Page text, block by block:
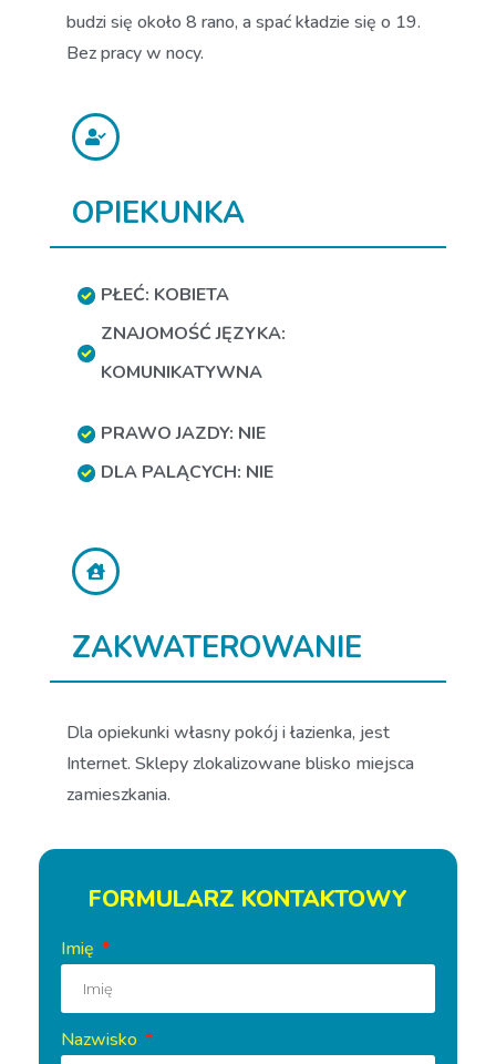
budzi się około 8 rano, a spać kładzie się o 19.
Bez pracy w nocy.
OPIEKUNKA
PŁEĆ: KOBIETA
ZNAJOMOŚĆ JĘZYKA:
KOMUNIKATYWNA
PRAWO JAZDY: NIE
DLA PALĄCYCH: NIE
ZAKWATEROWANIE
Dla opiekunki własny pokój i łazienka, jest
Internet. Sklepy zlokalizowane blisko miejsca
zamieszkania.
FORMULARZ KONTAKTOWY
Imię
Nazwisko